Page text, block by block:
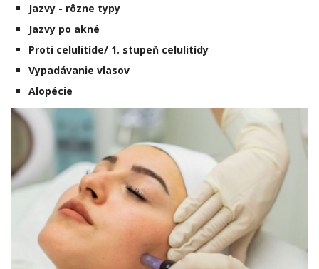
Jazvy - rôzne typy
Jazvy po akné
Proti celulitíde/ 1. stupeň celulitídy
Vypadávanie vlasov
Alopécie